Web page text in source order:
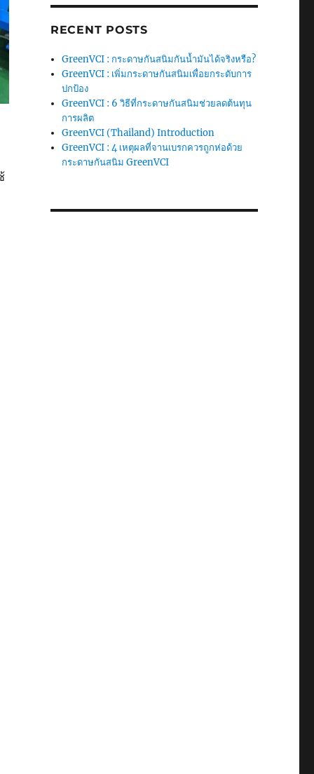
RECENT POSTS
GreenVCI : กระดาษกันสนิมกันน้ำมันได้จริงหรือ?
GreenVCI : เพิ่มกระดาษกันสนิมเพื่อยกระดับการ
ปกป้อง
GreenVCI : 6 วิธีที่กระดาษกันสนิมช่วยลดต้นทุน
การผลิต
GreenVCI (Thailand) Introduction
GreenVCI : 4 เหตุผลที่จานเบรกควรถูกห่อด้วย
กระดาษกันสนิม GreenVCI